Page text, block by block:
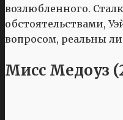
возлюбленного.
обстоятельствами,
вопросом, реальны
Мисс Медоуз